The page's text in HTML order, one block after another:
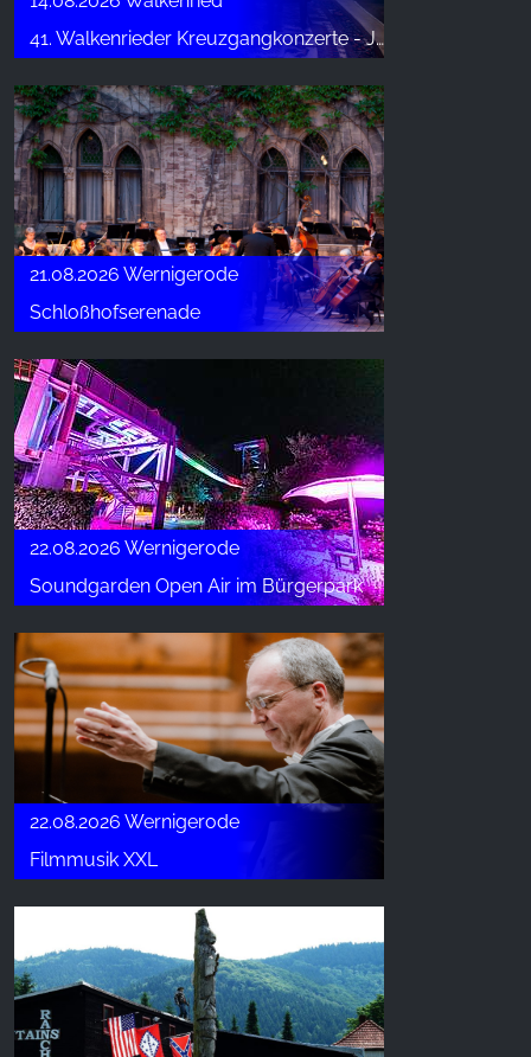
41. Walkenrieder Kreuzgangkonzerte - Joja Wendt
21.08.2026 Wernigerode
Schloßhofserenade
22.08.2026 Wernigerode
Soundgarden Open Air im Bürgerpark
22.08.2026 Wernigerode
Filmmusik XXL
_ga, _gid, _gac_gb_
Provider:
Google LLC
Purpose:
Collecte de statistiques sur l'utilisation du site web
Cookie duration:
24 heures - 2 ans